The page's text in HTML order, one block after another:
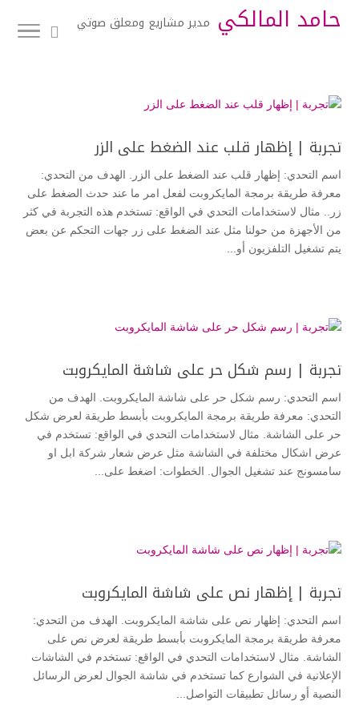
حامد المالكي مدير مشاريع ومعلق صوتي
تجربة | إظهار قلب عند الضغط على الزر
اسم التحدي: إظهار قلب عند الضغط على الزر. الهدف من التحدي:
معرفة طريقة برمجة المايكروبت لفعل امر ما عند حدث الضغط على
زر.. مثال لاستخدامات التحدي في الواقع: تستخدم هذه التجربة في كثر
من الأجهزة من حولنا مثل عند الضغط على زر جهات التحكم عن بعض
يتم تشغيل التلفزيون أو...
تجربة | رسم شكل حر على شاشة المايكروبت
اسم التحدي: رسم شكل حر على شاشة المايكروبت. الهدف من
التحدي: معرفة طريقة برمجة المايكروبت بأبسط طريقة لعرض شكل
حر على الشاشة. مثال لاستخدامات التحدي في الواقع: تستخدم في
عرض اشكال مختلفة في الشاشة مثل عرض شعار شركة ابل او
سامسونج عند تشغيل الجوال. الخطوات: اضغط على...
تجربة | إظهار نص على شاشة المايكروبت
اسم التحدي: إظهار نص على شاشة المايكروبت. الهدف من التحدي:
معرفة طريقة برمجة المايكروبت بأبسط طريقة لعرض نص على
الشاشة. مثال لاستخدامات التحدي في الواقع: تستخدم في الشاشات
الإعلانية في الشوارع كما تستخدم في شاشة الجوال لعرض الرسائل
النصية أو رسائل تطبيقات التواصل...